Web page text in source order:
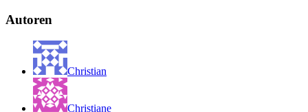
Autoren
Christian
Christiane